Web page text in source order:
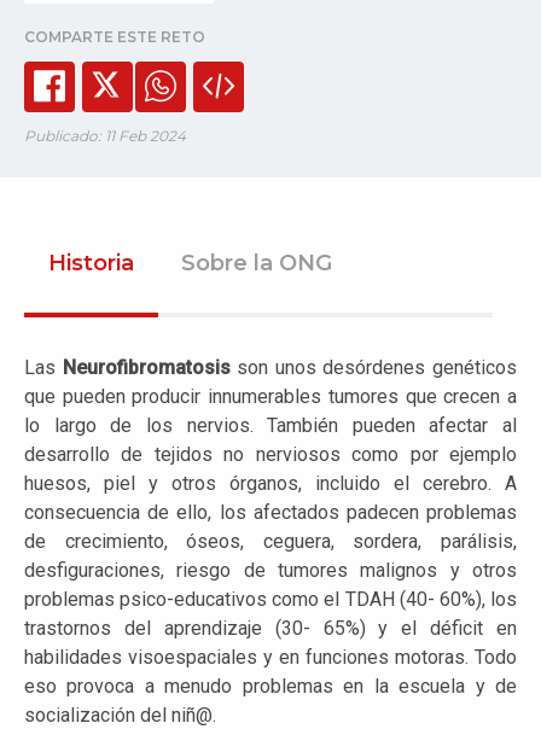
COMPARTE ESTE RETO
Publicado: 11 Feb 2024
Historia Sobre la ONG
Las Neurofibromatosisson unos desórdenes genéticos
que pueden producir innumerables tumores que crecen a
lo largo de los nervios. También pueden afectar al
desarrollo de tejidos no nerviosos como por ejemplo
huesos, piel y otros órganos, incluido el cerebro. A
consecuencia de ello, los afectados padecen problemas
de crecimiento, óseos, ceguera, sordera, parálisis,
desfiguraciones, riesgo de tumores malignos y otros
problemas psico-educativos como el TDAH (40- 60%), los
trastornos del aprendizaje (30- 65%) y el déficit en
habilidades visoespaciales y en funciones motoras. Todo
eso provoca a menudo problemas en la escuela y de
socialización del niñ@.